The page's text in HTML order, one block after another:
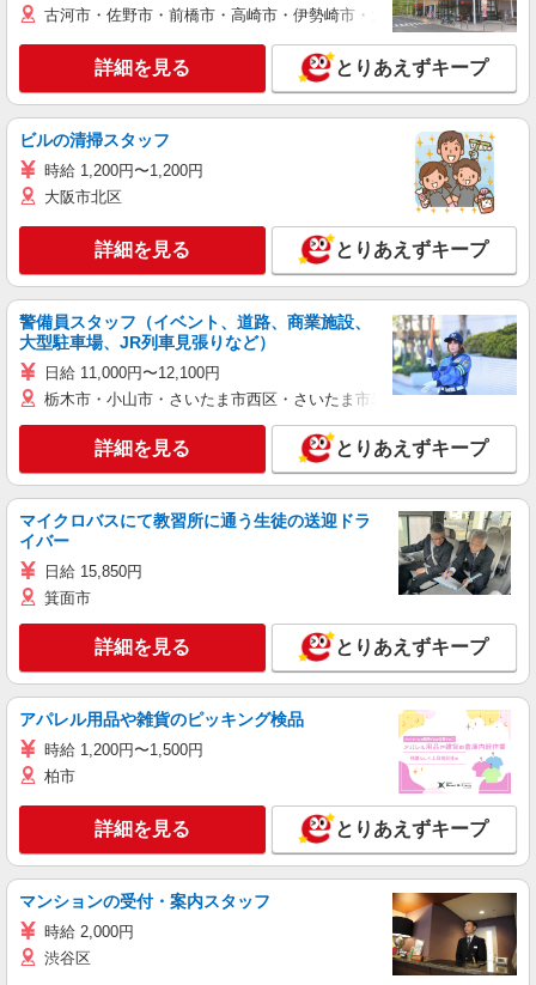
古河市・佐野市・前橋市・高崎市・伊勢崎市・太田市・館林市・藤
詳細を見る とりあえずキープ
ビルの清掃スタッフ
時給 1,200円〜1,200円
大阪市北区
詳細を見る とりあえずキープ
警備員スタッフ（イベント、道路、商業施設、
大型駐車場、JR列車見張りなど）
日給 11,000円〜12,100円
栃木市・小山市・さいたま市西区・さいたま市岩槻区・久喜市・蓮田
詳細を見る とりあえずキープ
マイクロバスにて教習所に通う生徒の送迎ドラ
イバー
日給 15,850円
箕面市
詳細を見る とりあえずキープ
アパレル用品や雑貨のピッキング検品
時給 1,200円〜1,500円
柏市
詳細を見る とりあえずキープ
マンションの受付・案内スタッフ
時給 2,000円
渋谷区